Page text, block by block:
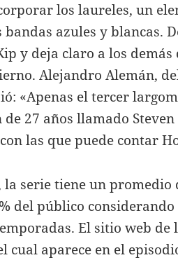
los laureles, un
azules y blancas.
y deja claro a los
Alejandro Alemán,
«Apenas el tercer
27 años llamado Steven
las que puede contar
la serie tiene un promedio
del público considerando
El sitio web de
aparece en el